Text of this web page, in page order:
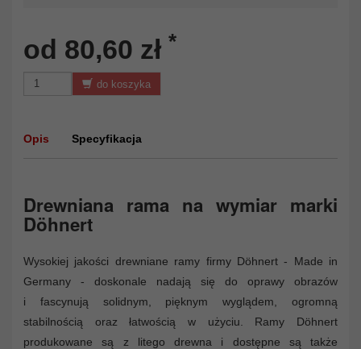
od 80,60 zł *
do koszyka
Opis Specyfikacja
Drewniana rama na wymiar marki
Döhnert
Wysokiej jakości drewniane ramy firmy Döhnert - Made in
Germany - doskonale nadają się do oprawy obrazów
i fascynują solidnym, pięknym wyglądem, ogromną
stabilnością oraz łatwością w użyciu. Ramy Döhnert
produkowane są z litego drewna i dostępne są także